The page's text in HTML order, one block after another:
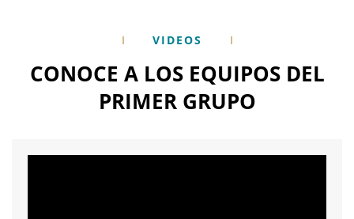
VIDEOS
CONOCE A LOS EQUIPOS DEL
PRIMER GRUPO